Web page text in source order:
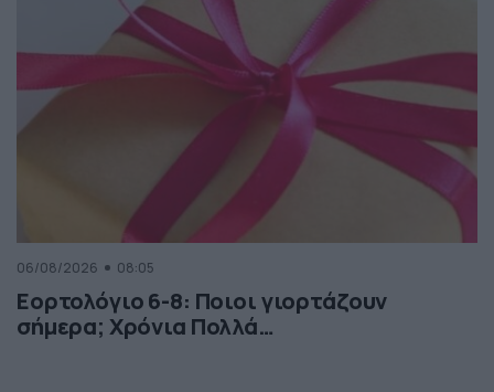
06/08/2026 08:05
Εορτολόγιο 6-8: Ποιοι γιορτάζουν
σήμερα; Χρόνια Πολλά…